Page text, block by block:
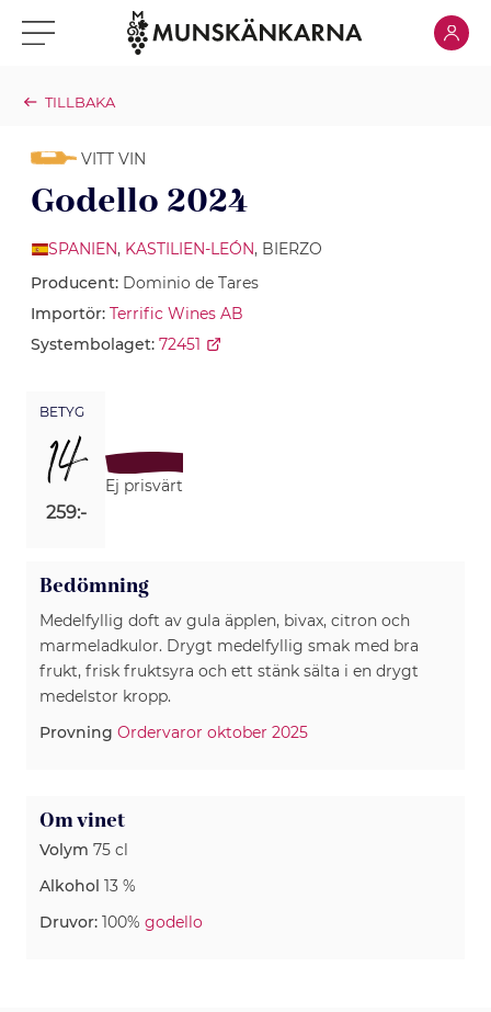
Klicka för meny Klicka
TILLBAKA
VITT VIN
Godello 2024
SPANIEN, KASTILIEN-LEÓN, BIERZO
Producent: Dominio de Tares
Importör: Terrific Wines AB
Systembolaget: 72451
BETYG
14
259:-
Ej prisvärt
Bedömning
Medelfyllig doft av gula äpplen, bivax, citron och
marmeladkulor. Drygt medelfyllig smak med bra
frukt, frisk fruktsyra och ett stänk sälta i en drygt
medelstor kropp.
Provning Ordervaror oktober 2025
Om vinet
Volym 75 cl
Alkohol 13 %
Druvor: 100% godello